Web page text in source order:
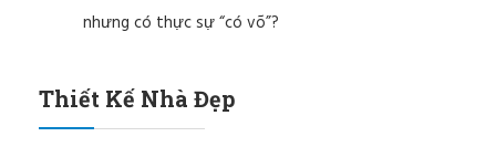
nhưng có thực sự “có võ”?
Thiết Kế Nhà Đẹp